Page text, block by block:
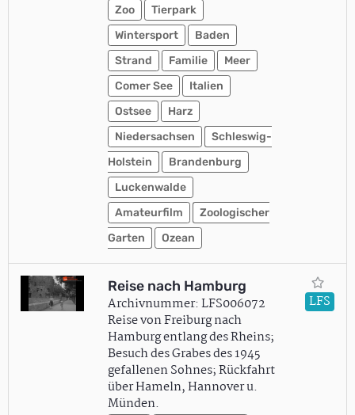
Zoo
Tierpark
Wintersport
Baden
Strand
Familie
Meer
Comer See
Italien
Ostsee
Harz
Niedersachsen
Schleswig-
Holstein
Brandenburg
Luckenwalde
Amateurfilm
Zoologischer
Garten
Ozean
Reise nach Hamburg
Archivnummer: LFS006072
Reise von Freiburg nach
Hamburg entlang des Rheins;
Besuch des Grabes des 1945
gefallenen Sohnes; Rückfahrt
über Hameln, Hannover u.
Münden.
LFS